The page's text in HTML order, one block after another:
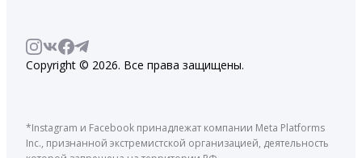
Copyright © 2026. Все права защищены.
*Instagram и Facebook принадлежат компании Meta Platforms
Inc., признанной экстремистской организацией, деятельность